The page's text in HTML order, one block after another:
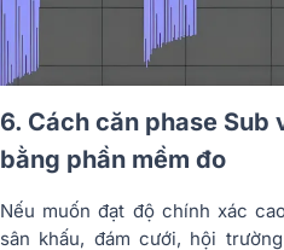
6. Cách căn phase Sub
bằng phần mềm đo
Nếu muốn đạt độ chính xác
sân khấu, đám cưới, hội